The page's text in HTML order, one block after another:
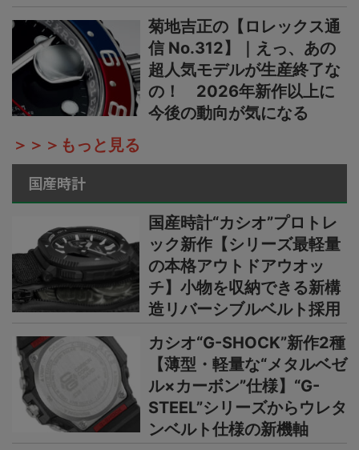
菊地吉正の【ロレックス通
信 No.312】｜えっ、あの
超人気モデルが生産終了な
の！ 2026年新作以上に
今後の動向が気になる
＞＞＞もっと見る
国産時計
国産時計“カシオ”プロトレ
ック新作【シリーズ最軽量
の本格アウトドアウオッ
チ】小物を収納できる新構
造リバーシブルベルト採用
カシオ“G-SHOCK”新作2種
【薄型・軽量な“メタルベゼ
ル×カーボン”仕様】“G-
STEEL”シリーズからウレタ
ンベルト仕様の新機軸